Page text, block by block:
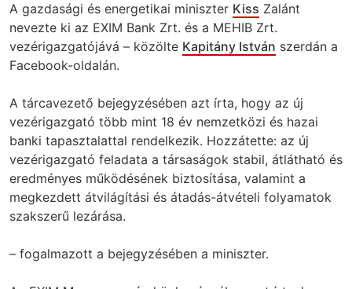
A gazdasági és energetikai miniszter Kiss Zalánt
nevezte ki az EXIM Bank Zrt. és a MEHIB Zrt.
vezérigazgatójává – közölte Kapitány István szerdán a
Facebook-oldalán.
A tárcavezető bejegyzésében azt írta, hogy az új
vezérigazgató több mint 18 év nemzetközi és hazai
banki tapasztalattal rendelkezik. Hozzátette: az új
vezérigazgató feladata a társaságok stabil, átlátható és
eredményes működésének biztosítása, valamint a
megkezdett átvilágítási és átadás-átvételi folyamatok
szakszerű lezárása.
– fogalmazott a bejegyzésében a miniszter.